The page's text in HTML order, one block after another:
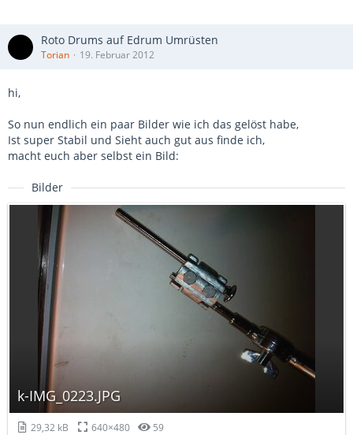
Roto Drums auf Edrum Umrüsten
Torian 19. Februar 2012
hi,
So nun endlich ein paar Bilder wie ich das gelöst habe,
Ist super Stabil und Sieht auch gut aus finde ich,
macht euch aber selbst ein Bild:
Bilder
k-IMG_0223.JPG
29,32 kB 640×480 59